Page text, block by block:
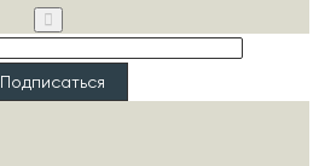
Подписаться